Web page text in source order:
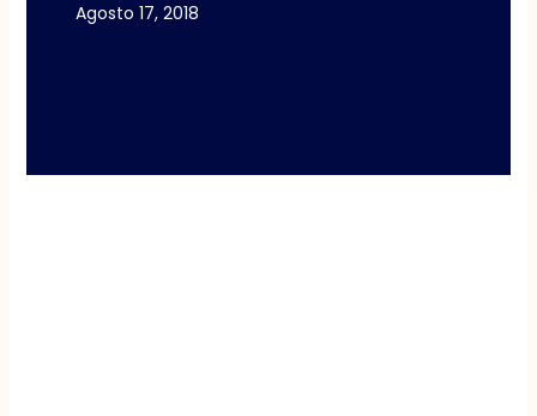
Agosto 17, 2018